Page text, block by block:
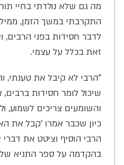
מה גם שלא נולדתי בחיי
התקרבתי במשך הזמן,
לדבר חסידות בפני הרבים,
זאת בכלל על עצמי.
"הרבי לא קיבל את טענתי,
שיכול לומר חסידות ברבים,
והשומעים צריכים לשמוע,
כיון שכבר אמרו 'קבל את
הרבי הוסיף וציטט את
בהקדמה על ספר התניא